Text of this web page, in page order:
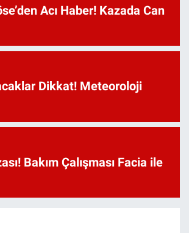
Acı Haber! Kazada Can
Dikkat! Meteoroloji
Bakım Çalışması Facia ile